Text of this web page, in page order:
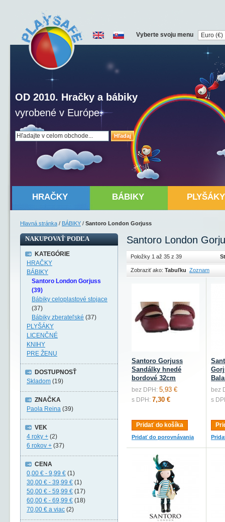
Hľadaj
OD 2010. Hračky a bábiky
vyrobené v Európe.
Vyberte svoju menu
HRAČKY BÁBIKY PLYŠÁKY
Hlavná stránka / BÁBIKY / Santoro London Gorjuss
Santoro London
Položky 1 až 35 z 39
Zobraziť ako: Tabuľku Zoznam
Santoro Gorjuss
Sandálky hnedé
bordové 32cm
bez DPH: 5,93 €
s DPH: 7,30 €
Pridať do košíka
Pridať do porovnávania
bez
s
NAKUPOVAŤ PODĽA
KATEGÓRIE
HRAČKY
BÁBIKY
Santoro London Gorjuss
(39)
Bábiky celoplastové stojace
(37)
Bábiky zberateľské (37)
PLYŠÁKY
LICENČNÉ
KNIHY
PRE ŽENU
DOSTUPNOSŤ
Skladom (19)
ZNAČKA
Paola Reina (39)
VEK
4 roky + (2)
6 rokov + (37)
CENA
0,00 € - 9,99 € (1)
30,00 € - 39,99 € (1)
50,00 € - 59,99 € (17)
60,00 € - 69,99 € (18)
70,00 € a viac (2)